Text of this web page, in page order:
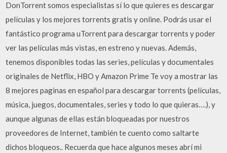
DonTorrent somos especialistas sí lo que quieres es descargar
películas y los mejores torrents gratis y online. Podrás usar el
fantástico programa uTorrent para descargar torrents y poder
ver las películas más vistas, en estreno y nuevas. Además,
tenemos disponibles todas las series, películas y documentales
originales de Netflix, HBO y Amazon Prime Te voy a mostrar las
8 mejores paginas en español para descargar torrents (películas,
música, juegos, documentales, series y todo lo que quieras….), y
aunque algunas de ellas están bloqueadas por nuestros
proveedores de Internet, también te cuento como saltarte
dichos bloqueos.. Recuerda que hace algunos meses abrí mi